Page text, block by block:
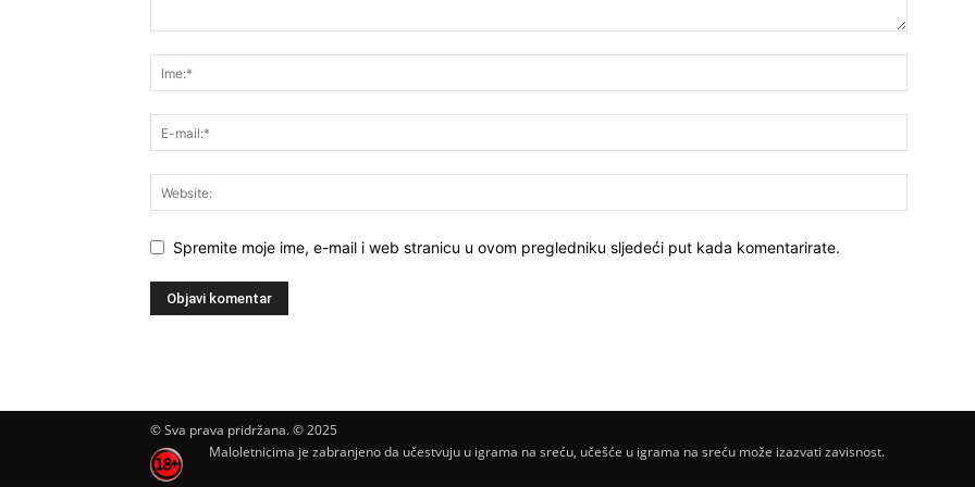
Spremite moje ime, e-mail i web stranicu u ovom pregledniku sljedeći put kada komentarirate.
© Sva prava pridržana. © 2025
Maloletnicima je zabranjeno da učestvuju u igrama na sreću, učešće u igrama na sreću može izazvati zavisnost.